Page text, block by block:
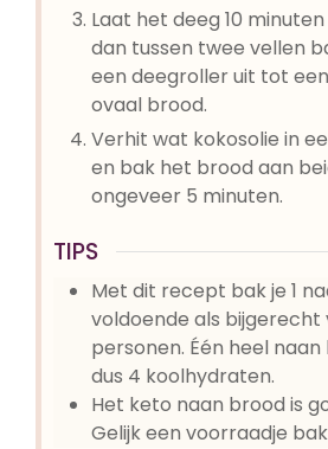
Laat het deeg 10
dan tussen twee vellen
een deegroller uit tot
ovaal brood.
Verhit wat kokosolie in
en bak het brood aan
ongeveer 5 minuten.
TIPS
Met dit recept bak je 1
voldoende als bijgerecht
personen. Één heel
dus 4 koolhydraten.
Het keto naan brood is
Gelijk een voorraadje